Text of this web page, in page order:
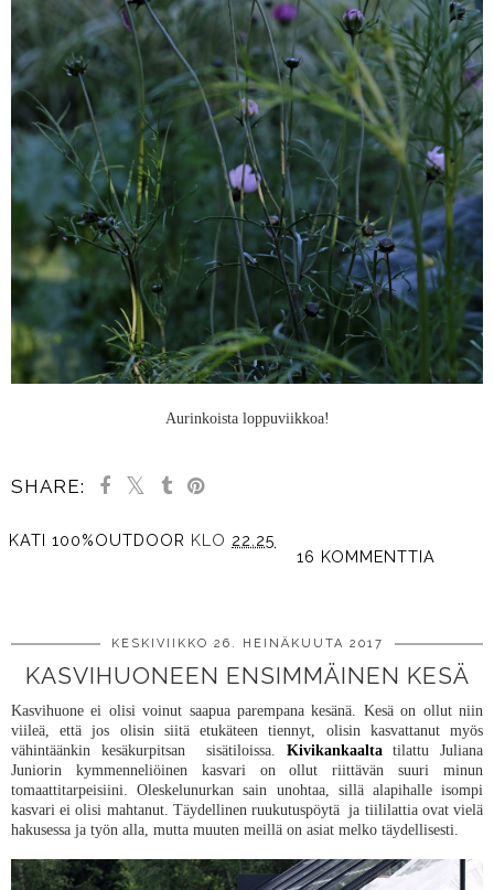
Aurinkoista loppuviikkoa!
SHARE:
KATI 100%OUTDOOR KLO 22.25
16 KOMMENTTIA
KESKIVIIKKO 26. HEINÄKUUTA 2017
KASVIHUONEEN ENSIMMÄINEN KESÄ
Kasvihuone ei olisi voinut saapua parempana kesänä. Kesä on ollut niin
viileä, että jos olisin siitä etukäteen tiennyt, olisin kasvattanut myös
vähintäänkin kesäkurpitsan sisätiloissa. Kivikankaaltatilattu Juliana
Juniorin kymmenneliöinen kasvari on ollut riittävän suuri minun
tomaattitarpeisiini. Oleskelunurkan sain unohtaa, sillä alapihalle isompi
kasvari ei olisi mahtanut. Täydellinen ruukutuspöytä ja tiililattia ovat vielä
hakusessa ja työn alla, mutta muuten meillä on asiat melko täydellisesti.